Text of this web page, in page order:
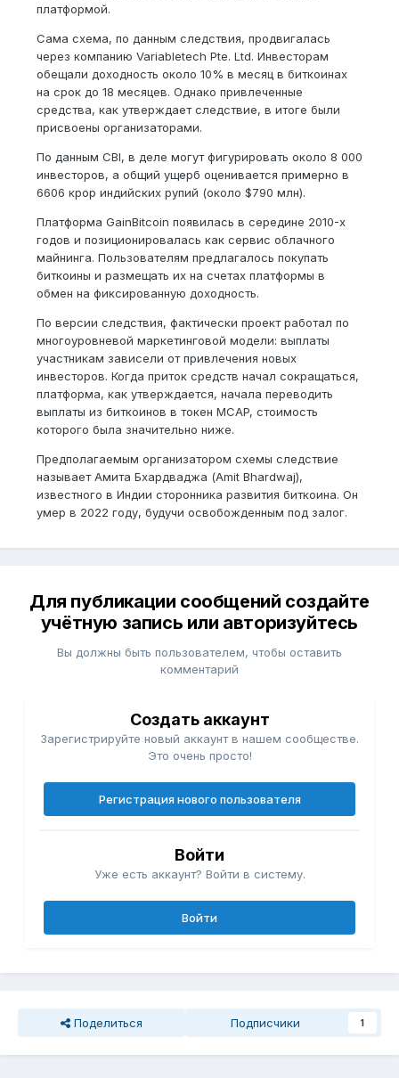
платформой.
Сама схема, по данным следствия, продвигалась
через компанию Variabletech Pte. Ltd. Инвесторам
обещали доходность около 10% в месяц в биткоинах
на срок до 18 месяцев. Однако привлеченные
средства, как утверждает следствие, в итоге были
присвоены организаторами.
По данным CBI, в деле могут фигурировать около 8 000
инвесторов, а общий ущерб оценивается примерно в
6606 крор индийских рупий (около $790 млн).
Платформа GainBitcoin появилась в середине 2010-х
годов и позиционировалась как сервис облачного
майнинга. Пользователям предлагалось покупать
биткоины и размещать их на счетах платформы в
обмен на фиксированную доходность.
По версии следствия, фактически проект работал по
многоуровневой маркетинговой модели: выплаты
участникам зависели от привлечения новых
инвесторов. Когда приток средств начал сокращаться,
платформа, как утверждается, начала переводить
выплаты из биткоинов в токен MCAP, стоимость
которого была значительно ниже.
Предполагаемым организатором схемы следствие
называет Амита Бхардваджа (Amit Bhardwaj),
известного в Индии сторонника развития биткоина. Он
умер в 2022 году, будучи освобожденным под залог.
Для публикации сообщений создайте
учётную запись или авторизуйтесь
Вы должны быть пользователем, чтобы оставить
комментарий
Создать аккаунт
Зарегистрируйте новый аккаунт в нашем сообществе.
Это очень просто!
Регистрация нового пользователя
Войти
Уже есть аккаунт? Войти в систему.
Войти
Поделиться Подписчики 1